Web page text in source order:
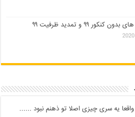
۹۹ و تمدید ظرفیت ۹۹
واقعا یه سری چیزی اصلا تو ذهنم نبود ......